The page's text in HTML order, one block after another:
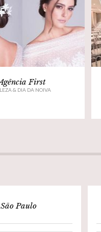
First
& DIA DA NOIVA
São Paulo